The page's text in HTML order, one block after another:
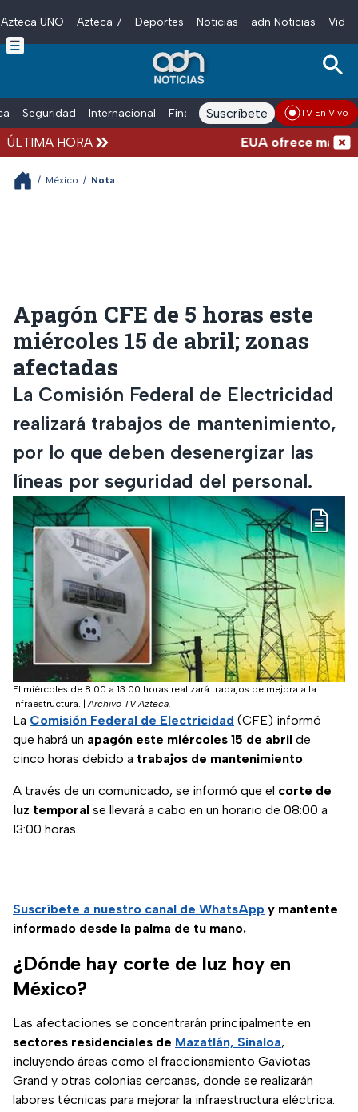
Skip to main content
Azteca UNO Azteca 7 Deportes Noticias adn Noticias
Seguridad Internacional Finanzas adn Noticias Radio
Suscríbete TV En Vivo
ÚLTIMA HORA EUA ofrece más de
/ México / Nota
Apagón CFE de 5 horas este
miércoles 15 de abril; zonas
afectadas
La Comisión Federal de Electricidad
realizará trabajos de mantenimiento,
por lo que deben desenergizar las
líneas por seguridad del personal.
El miércoles de 8:00 a 13:00 horas realizará trabajos de mejora a la
infraestructura. |Archivo TV Azteca.
La Comisión Federal de Electricidad (CFE) informó
que habrá un apagón este miércoles 15 de abril de
cinco horas debido a trabajos de mantenimiento.
A través de un comunicado, se informó que el corte de
luz temporal se llevará a cabo en un horario de 08:00 a
13:00 horas.
Suscríbete a nuestro canal de WhatsApp y mantente
informado desde la palma de tu mano.
¿Dónde hay corte de luz hoy en
México?
Las afectaciones se concentrarán principalmente en
sectores residenciales de Mazatlán, Sinaloa,
incluyendo áreas como el fraccionamiento Gaviotas
Grand y otras colonias cercanas, donde se realizarán
labores técnicas para mejorar la infraestructura eléctrica.